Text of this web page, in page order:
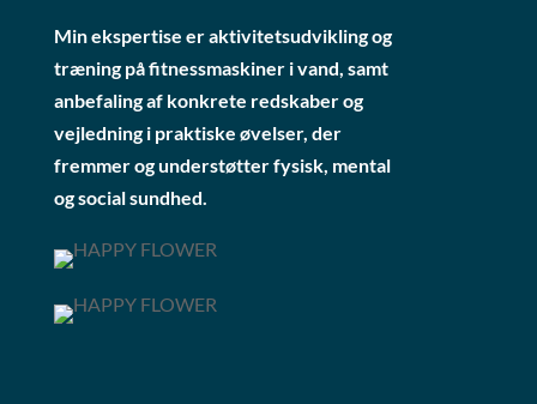
Min ekspertise er aktivitetsudvikling og
træning på fitnessmaskiner i vand, samt
anbefaling af konkrete redskaber og
vejledning i praktiske øvelser, der
fremmer og understøtter fysisk, mental
og social sundhed.